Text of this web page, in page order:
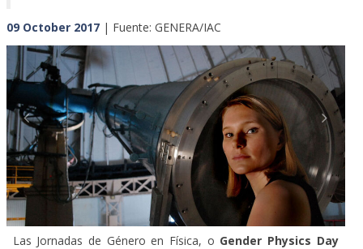
09 October 2017| Fuente: GENERA/IAC
Previous Next
Las Jornadas de Género en Física, o Gender Physics Day